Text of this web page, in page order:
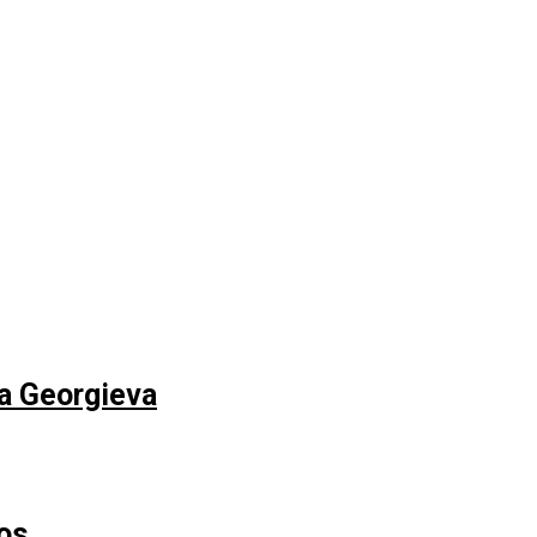
Georgieva